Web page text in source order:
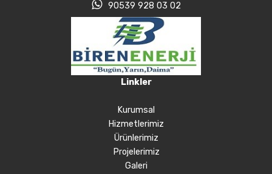
90539 928 03 02
Linkler
Kurumsal
Hizmetlerimiz
Ürünlerimiz
Projelerimiz
Galeri